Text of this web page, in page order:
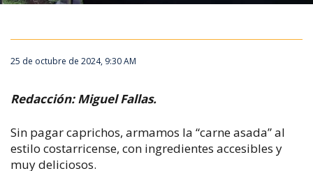
25 de octubre de 2024, 9:30 AM
Redacción: Miguel Fallas.
Sin pagar caprichos, armamos la “carne asada” al
estilo costarricense, con ingredientes accesibles y
muy deliciosos.